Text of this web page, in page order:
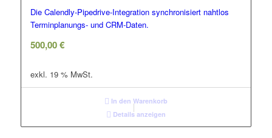
Die Calendly-Pipedrive-Integration synchronisiert nahtlos
Terminplanungs- und CRM-Daten.
500,00€
exkl. 19 % MwSt.
In den Warenkorb
Details anzeigen